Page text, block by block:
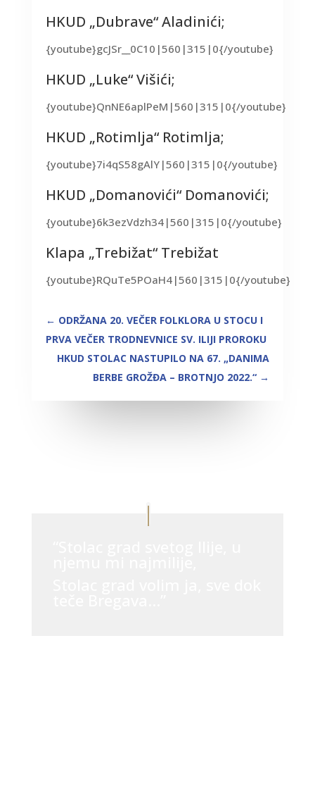
HKUD „Dubrave“ Aladinići;
{youtube}gcJSr__0C10|560|315|0{/youtube}
HKUD „Luke“ Višići;
{youtube}QnNE6aplPeM|560|315|0{/youtube}
HKUD „Rotimlja“ Rotimlja;
{youtube}7i4qS58gAlY|560|315|0{/youtube}
HKUD „Domanovići“ Domanovići;
{youtube}6k3ezVdzh34|560|315|0{/youtube}
Klapa „Trebižat“ Trebižat
{youtube}RQuTe5POaH4|560|315|0{/youtube}
← ODRŽANA 20. VEČER FOLKLORA U STOCU I
PRVA VEČER TRODNEVNICE SV. ILIJI PROROKU
HKUD STOLAC NASTUPILO NA 67. „DANIMA
BERBE GROŽĐA – BROTNJO 2022.“ →